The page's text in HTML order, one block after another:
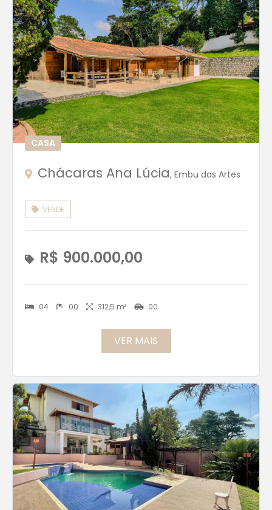
CASA
Chácaras Ana Lúcia, Embu das Artes
VENDE
R$ 900.000,00
04 00 312,5 m² 00
VER MAIS